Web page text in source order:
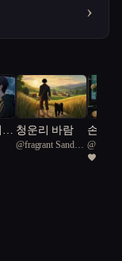
›
청운리 바람
@fragrant Sandy
손가
@달콩